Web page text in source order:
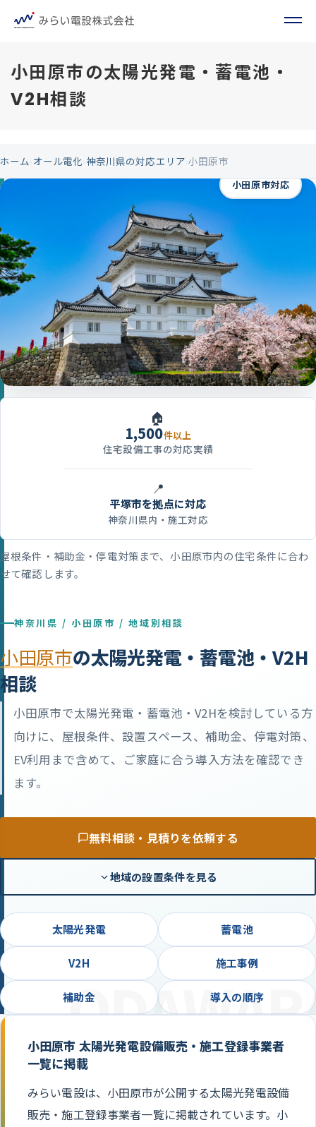
小田原市の太陽光発電・蓄電池・
V2H相談
ホーム オール電化 神奈川県の対応エリア ›小田原市
神奈川県 / 小田原市 / 地域別相談
小田原市の太陽光発電・蓄電池・V2H
相談
小田原市で太陽光発電・蓄電池・V2Hを検討している方
向けに、屋根条件、設置スペース、補助金、停電対策、
EV利用まで含めて、ご家庭に合う導入方法を確認でき
ます。
無料相談・見積りを依頼する
地域の設置条件を見る
太陽光発電 蓄電池
V2H 施工事例
補助金 導入の順序
小田原市対応
🏠
1,500件以上
住宅設備工事の対応実績
📍
平塚市を拠点に対応
神奈川県内・施工対応
屋根条件・補助金・停電対策まで、小田原市内の住宅条件に合わ
せて確認します。
小田原市 太陽光発電設備販売・施工登録事業者
一覧に掲載
みらい電設は、小田原市が公開する太陽光発電設備
販売・施工登録事業者一覧に掲載されています。小